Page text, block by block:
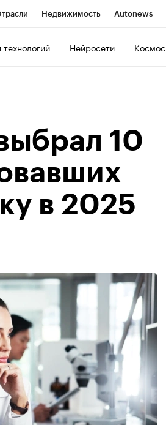
Недвижимость Autonews
технологий Нейросети Космос
10
в 2025